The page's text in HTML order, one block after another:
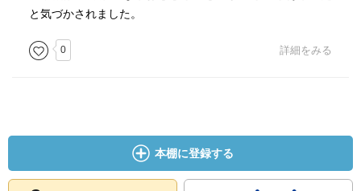
と気づかされました。
0 詳細をみる
本棚に登録する